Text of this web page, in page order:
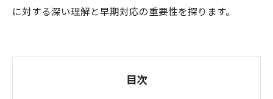
に対する深い理解と早期対応の重要性を探ります。
目次